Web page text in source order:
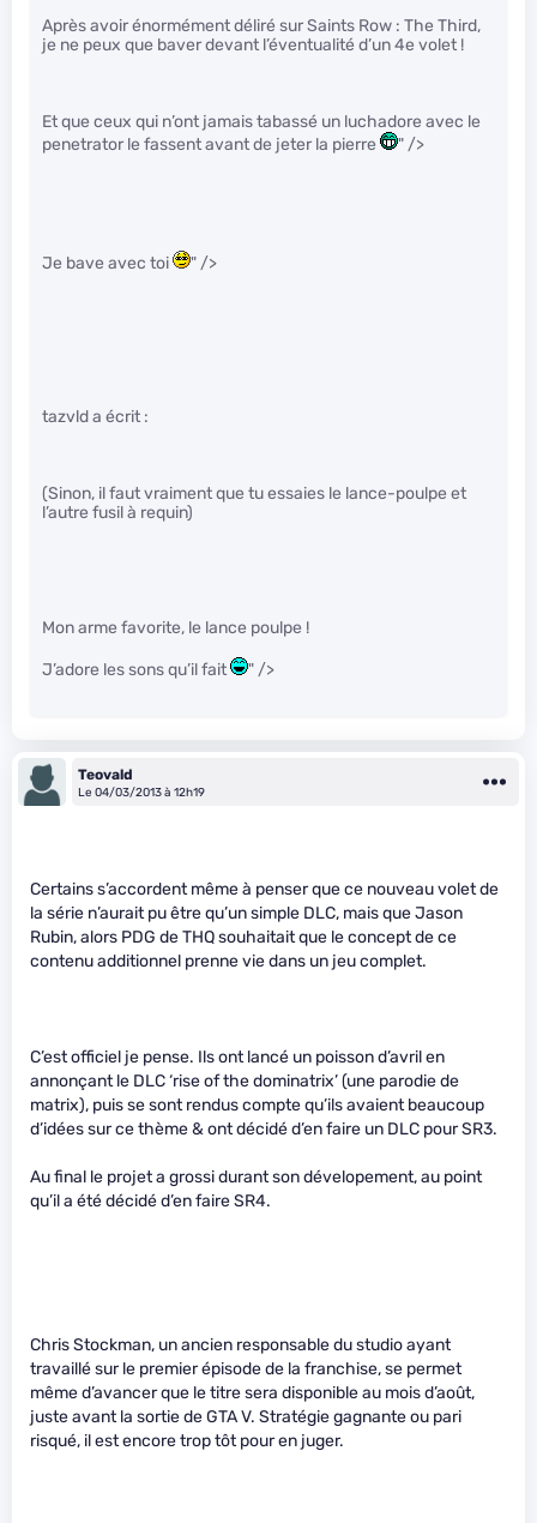
Après avoir énormément déliré sur Saints Row : The Third,
je ne peux que baver devant l’éventualité d’un 4e volet !
Et que ceux qui n’ont jamais tabassé un luchadore avec le
penetrator le fassent avant de jeter la pierre
" />
Je bave avec toi " />
tazvld a écrit :
(Sinon, il faut vraiment que tu essaies le lance-poulpe et
l’autre fusil à requin)
Mon arme favorite, le lance poulpe !
J’adore les sons qu’il fait " />
Teovald
Le 04/03/2013 à 12h19
Certains s’accordent même à penser que ce nouveau volet de
la série n’aurait pu être qu’un simple DLC, mais que Jason
Rubin, alors PDG de THQ souhaitait que le concept de ce
contenu additionnel prenne vie dans un jeu complet.
C’est officiel je pense. Ils ont lancé un poisson d’avril en
annonçant le DLC ‘rise of the dominatrix’ (une parodie de
matrix), puis se sont rendus compte qu’ils avaient beaucoup
d’idées sur ce thème & ont décidé d’en faire un DLC pour SR3.
Au final le projet a grossi durant son dévelopement, au point
qu’il a été décidé d’en faire SR4.
Chris Stockman, un ancien responsable du studio ayant
travaillé sur le premier épisode de la franchise, se permet
même d’avancer que le titre sera disponible au mois d’août,
juste avant la sortie de GTA V. Stratégie gagnante ou pari
risqué, il est encore trop tôt pour en juger.